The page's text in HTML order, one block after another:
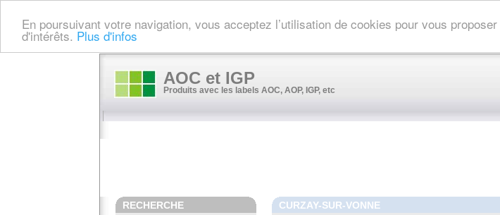
En poursuivant votre navigation, vous acceptez l’utilisation de cookies pour vous
d'intérêts. Plus d'infos
AOC et IGP
Produits avec les labels AOC, AOP, IGP, etc
RECHERCHE CURZAY-SUR-VONNE